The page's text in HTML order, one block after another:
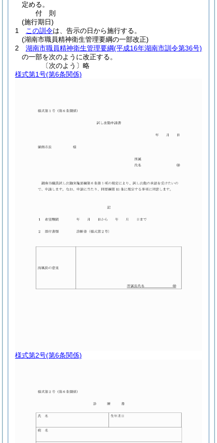
定める。
付 則
(施行期日)
1
この訓令は、告示の日から施行する。
(湖南市職員精神衛生管理要綱の一部改正)
2
湖南市職員精神衛生管理要綱(平成16年湖南市訓令第36号)
の一部を次のように改正する。
〔次のよう〕略
様式第1号(第6条関係)
様式第2号(第6条関係)